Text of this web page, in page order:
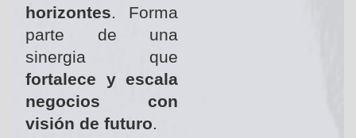
horizontes. Forma
parte de una
sinergia que
fortalece y escala
negocios con
visión de futuro.